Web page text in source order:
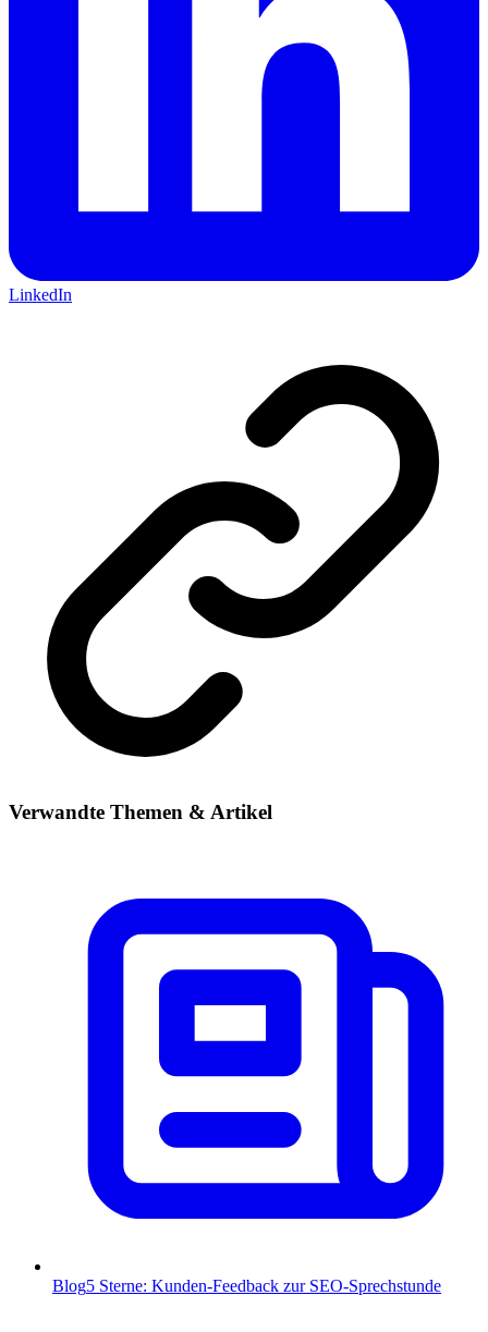
LinkedIn
Verwandte Themen & Artikel
Blog5 Sterne: Kunden-Feedback zur SEO-Sprechstunde